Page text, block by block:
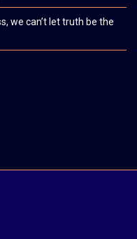
we can’t let truth be the